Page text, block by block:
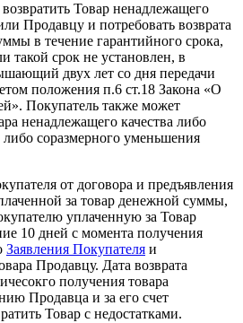
Товар ненадлежащего
Продавцу и потребовать возврата
в течение гарантийного срока,
такой срок не установлен, в
двух лет со дня передачи
положения п.6 ст.18 Закона «О
Покупатель также может
ненадлежащего качества либо
либо соразмерного уменьшения
от договора и предъявления
за товар денежной суммы,
уплаченную за Товар
10 дней с момента получения
Заявления Покупателя и
Продавцу. Дата возврата
получения товара
Продавца и за его счет
Товар с недостатками.